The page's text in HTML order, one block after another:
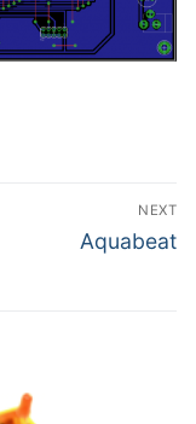
NEXT
Next
Aquabeat